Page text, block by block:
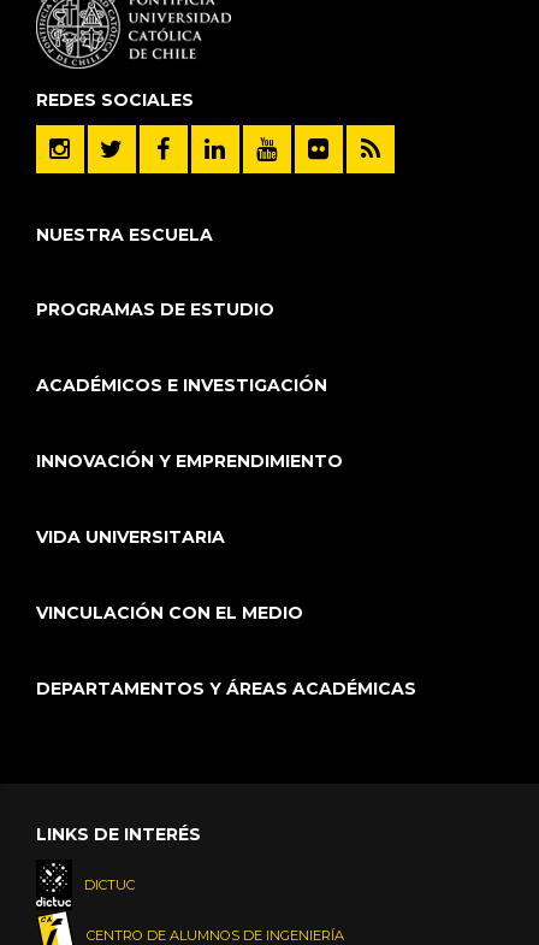
REDES SOCIALES
NUESTRA ESCUELA
PROGRAMAS DE ESTUDIO
ACADÉMICOS E INVESTIGACIÓN
INNOVACIÓN Y EMPRENDIMIENTO
VIDA UNIVERSITARIA
VINCULACIÓN CON EL MEDIO
DEPARTAMENTOS Y ÁREAS ACADÉMICAS
LINKS DE INTERÉS
DICTUC
CENTRO DE ALUMNOS DE INGENIERÍA